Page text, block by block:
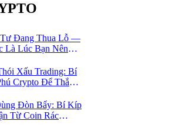
Đang Thua Lỗ —
Là Lúc Bạn Nên
Xấu Trading: Bí
Crypto Để Thắng
Đòn Bẩy: Bí Kíp
Từ Coin Rác